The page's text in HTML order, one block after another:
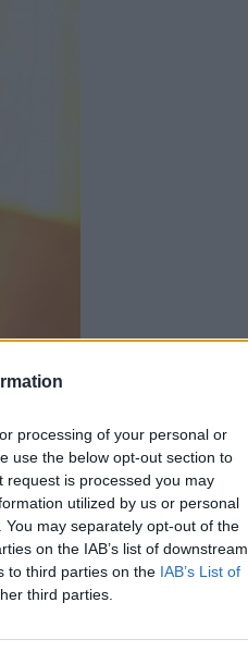
processing of your personal or
use the below opt-out section to
is processed you may
utilized by us or personal
may separately opt-out of the
on the IAB’s list of downstream
to third parties on the IAB’s List of
third parties.